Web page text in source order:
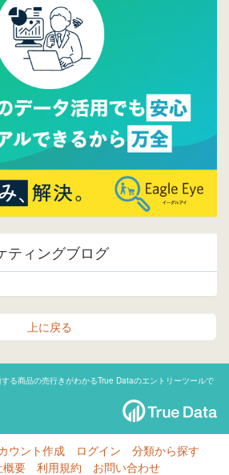
ページを開設しました。詳細は
ンサイトリリースしました。
ティングブログ
上に戻る
する商品の売行きがわかるTrue Dataのエントリーツールで
ウント作成 ログイン
分類から探す
概要 利用規約 お問い合わせ